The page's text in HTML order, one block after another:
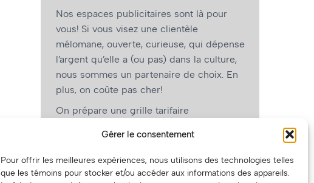
Gérer le consentement
Pour offrir les meilleures expériences, nous utilisons des technologies telles
que les témoins pour stocker et/ou accéder aux informations des appareils.
Nos espaces publicitaires sont là pour
vous! Si vous visez une clientèle
mélomane, ouverte, curieuse, qui dépense
l’argent qu’elle a (ou pas) dans la culture,
nous sommes un partenaire de choix. En
plus, on coûte pas cher!
On prépare une grille tarifaire
vous, les artistes!)